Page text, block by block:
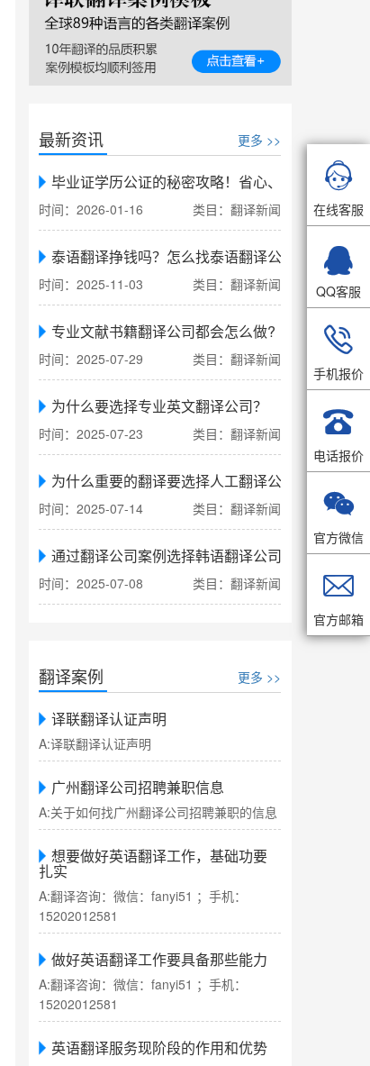
最新资讯 更多 >>
毕业证学历公证的秘密攻略！省心、省力、省时
时间：2026-01-16 类目：翻译新闻
泰语翻译挣钱吗？怎么找泰语翻译公司翻译
时间：2025-11-03 类目：翻译新闻
专业文献书籍翻译公司都会怎么做?
时间：2025-07-29 类目：翻译新闻
为什么要选择专业英文翻译公司？
时间：2025-07-23 类目：翻译新闻
为什么重要的翻译要选择人工翻译公司
时间：2025-07-14 类目：翻译新闻
通过翻译公司案例选择韩语翻译公司
时间：2025-07-08 类目：翻译新闻
翻译案例 更多 >>
译联翻译认证声明
A:译联翻译认证声明
广州翻译公司招聘兼职信息
A:关于如何找广州翻译公司招聘兼职的信息
想要做好英语翻译工作，基础功要
扎实
A:翻译咨询：微信：fanyi51 ；手机：
15202012581
做好英语翻译工作要具备那些能力
A:翻译咨询：微信：fanyi51 ；手机：
15202012581
英语翻译服务现阶段的作用和优势

在线客服

QQ客服

手机报价

电话报价

官方微信

官方邮箱